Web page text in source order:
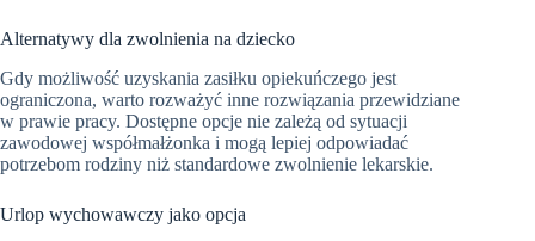
Alternatywy dla zwolnienia na dziecko
Gdy możliwość uzyskania zasiłku opiekuńczego jest
ograniczona, warto rozważyć inne rozwiązania przewidziane
w prawie pracy. Dostępne opcje nie zależą od sytuacji
zawodowej współmałżonka i mogą lepiej odpowiadać
potrzebom rodziny niż standardowe zwolnienie lekarskie.
Urlop wychowawczy jako opcja